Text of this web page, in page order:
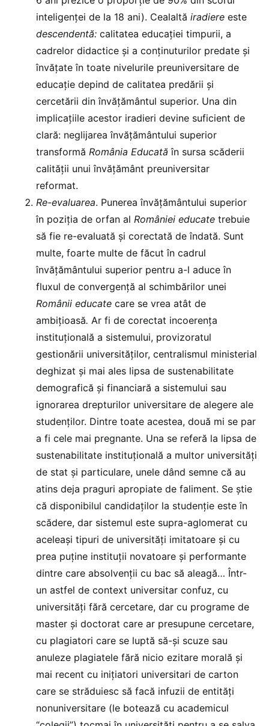
inteligenței de la 18 ani). Cealaltă iradiere este
descendentă: calitatea educației timpurii, a
cadrelor didactice și a conținuturilor predate și
învățate în toate nivelurile preuniversitare de
educație depind de calitatea predării și
cercetării din învățământul superior. Una din
implicațiile acestor iradieri devine suficient de
clară: neglijarea învățământului superior
transformă România Educată în sursa scăderii
calității unui învățământ preuniversitar
reformat.
Re-evaluarea. Punerea învățământului superior
în poziția de orfan al României educate trebuie
să fie re-evaluată și corectată de îndată. Sunt
multe, foarte multe de făcut în cadrul
învățământului superior pentru a-l aduce în
fluxul de convergență al schimbărilor unei
Românii educate care se vrea atât de
ambițioasă. Ar fi de corectat incoerența
instituțională a sistemului, provizoratul
gestionării universităților, centralismul ministerial
deghizat și mai ales lipsa de sustenabilitate
demografică și financiară a sistemului sau
ignorarea drepturilor universitare de alegere ale
studenților. Dintre toate acestea, două mi se par
a fi cele mai pregnante. Una se referă la lipsa de
sustenabilitate instituțională a multor universități
de stat și particulare, unele dând semne că au
atins deja praguri apropiate de faliment. Se știe
că disponibilul candidaților la studenție este în
scădere, dar sistemul este supra-aglomerat cu
aceleași tipuri de universități imitatoare și cu
prea puține instituții novatoare și performante
dintre care absolvenții cu bac să aleagă… Într-
un astfel de context universitar confuz, cu
universități fără cercetare, dar cu programe de
master și doctorat care ar presupune cercetare,
cu plagiatori care se luptă să-și scuze sau
anuleze plagiatele fără nicio ezitare morală și
mai recent cu inițiatori universitari de carton
care se străduiesc să facă infuzii de entități
nonuniversitare (le botează cu academicul